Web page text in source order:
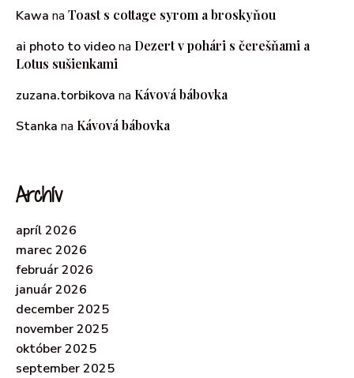
Kawa na Toast s cottage syrom a broskyňou
ai photo to videona Dezert v pohári s čerešňami a
Lotus sušienkami
zuzana.torbikova na Kávová bábovka
Stanka na Kávová bábovka
Archív
apríl 2026
marec 2026
február 2026
január 2026
december 2025
november 2025
október 2025
september 2025